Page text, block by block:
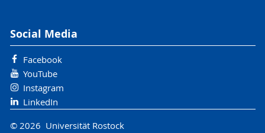
Social Media
Facebook
YouTube
Instagram
LinkedIn
© 2026 Universität Rostock